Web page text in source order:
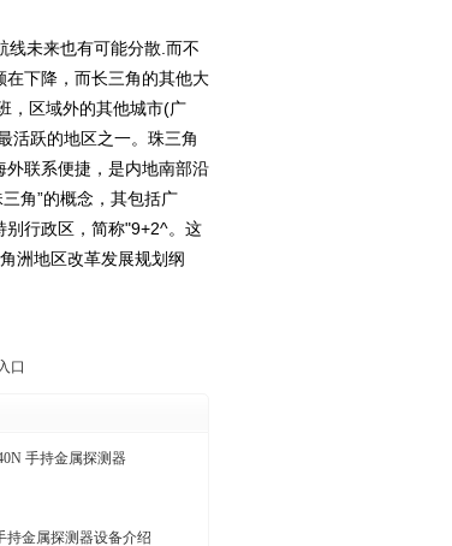
未来也有可能分散.而不
下降，而长三角的其他大
，区域外的其他城市(广
活跃的地区之一。珠三角
联系便捷，是内地南部沿
角”的概念，其包括广
别行政区，简称"9+2^。这
洲地区改革发展规划纲
口
手持金属探测器
持金属探测器设备介绍